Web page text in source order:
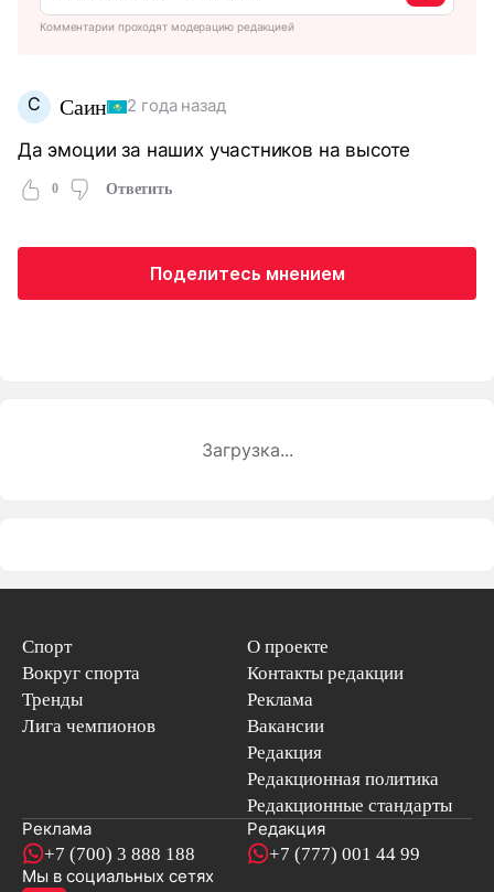
Комментарии проходят модерацию редакцией
С Саин 2 года назад
Да эмоции за наших участников на высоте
0 Ответить
Поделитесь мнением
Загрузка...
Спорт
Вокруг спорта
Тренды
Лига чемпионов
О проекте
Контакты редакции
Реклама
Вакансии
Редакция
Редакционная политика
Редакционные стандарты
Реклама
+7 (700) 3 888 188
Редакция
+7 (777) 001 44 99
Мы в социальных сетях